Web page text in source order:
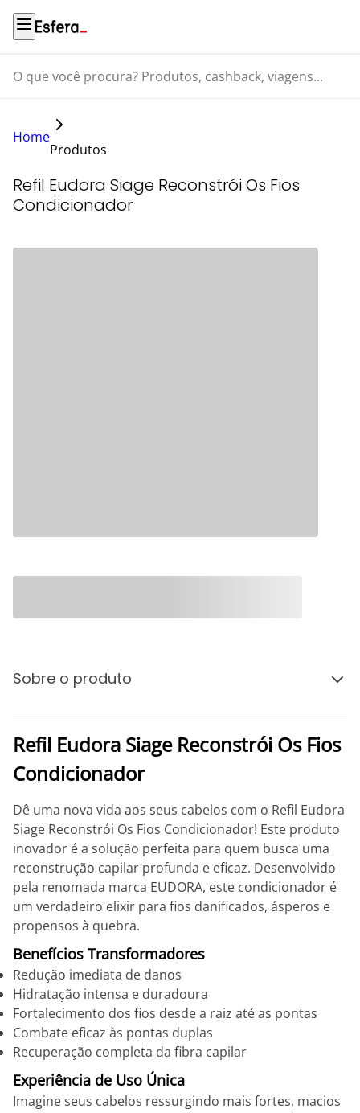
O que você procura? Produtos, cashback, viagens...
Home
Produtos
Refil Eudora Siage Reconstrói Os Fios
Condicionador
Sobre o produto
Refil Eudora Siage Reconstrói Os Fios
Condicionador
Dê uma nova vida aos seus cabelos com o Refil Eudora
Siage Reconstrói Os Fios Condicionador! Este produto
inovador é a solução perfeita para quem busca uma
reconstrução capilar profunda e eficaz. Desenvolvido
pela renomada marca EUDORA, este condicionador é
um verdadeiro elixir para fios danificados, ásperos e
propensos à quebra.
Benefícios Transformadores
Redução imediata de danos
Hidratação intensa e duradoura
Fortalecimento dos fios desde a raiz até as pontas
Combate eficaz às pontas duplas
Recuperação completa da fibra capilar
Experiência de Uso Única
Imagine seus cabelos ressurgindo mais fortes, macios